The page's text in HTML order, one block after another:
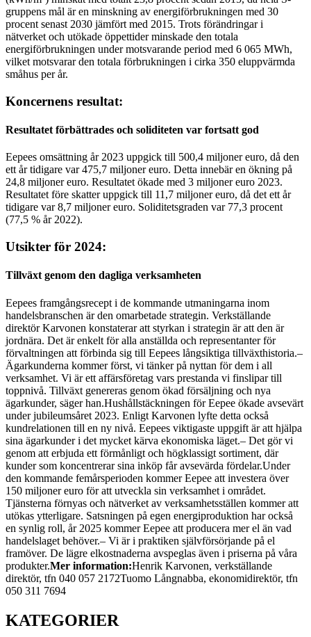
gruppens mål är en minskning av energiförbrukningen med 30
procent senast 2030 jämfört med 2015. Trots förändringar i
nätverket och utökade öppettider minskade den totala
energiförbrukningen under motsvarande period med 6 065 MWh,
vilket motsvarar den totala förbrukningen i cirka 350 eluppvärmda
småhus per år.
Koncernens resultat:
Resultatet förbättrades och soliditeten var fortsatt god
Eepees omsättning år 2023 uppgick till 500,4 miljoner euro, då den
ett år tidigare var 475,7 miljoner euro. Detta innebär en ökning på
24,8 miljoner euro. Resultatet ökade med 3 miljoner euro 2023.
Resultatet före skatter uppgick till 11,7 miljoner euro, då det ett år
tidigare var 8,7 miljoner euro. Soliditetsgraden var 77,3 procent
(77,5 % år 2022).
Utsikter för 2024:
Tillväxt genom den dagliga verksamheten
Eepees framgångsrecept i de kommande utmaningarna inom
handelsbranschen är den omarbetade strategin. Verkställande
direktör Karvonen konstaterar att styrkan i strategin är att den är
jordnära. Det är enkelt för alla anställda och representanter för
förvaltningen att förbinda sig till Eepees långsiktiga tillväxthistoria.–
Ägarkunderna kommer först, vi tänker på nyttan för dem i all
verksamhet. Vi är ett affärsföretag vars prestanda vi finslipar till
toppnivå. Tillväxt genereras genom ökad försäljning och nya
ägarkunder, säger han.Hushållstäckningen för Eepee ökade avsevärt
under jubileumsåret 2023. Enligt Karvonen lyfte detta också
kundrelationen till en ny nivå. Eepees viktigaste uppgift är att hjälpa
sina ägarkunder i det mycket kärva ekonomiska läget.– Det gör vi
genom att erbjuda ett förmånligt och högklassigt sortiment, där
kunder som koncentrerar sina inköp får avsevärda fördelar.Under
den kommande femårsperioden kommer Eepee att investera över
150 miljoner euro för att utveckla sin verksamhet i området.
Tjänsterna förnyas och nätverket av verksamhetsställen kommer att
utökas ytterligare. Satsningen på egen energiproduktion har också
en synlig roll, år 2025 kommer Eepee att producera mer el än vad
handelslaget behöver.– Vi är i praktiken självförsörjande på el
framöver. De lägre elkostnaderna avspeglas även i priserna på våra
produkter.Mer information:Henrik Karvonen, verkställande
direktör, tfn 040 057 2172Tuomo Långnabba, ekonomidirektör, tfn
050 311 7694
KATEGORIER